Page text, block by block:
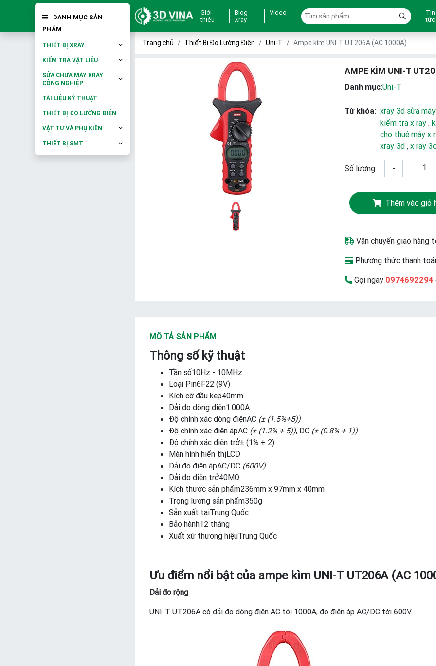
DANH MỤC SẢN
PHẨM
THIẾT BỊ XRAY
KIỂM TRA VẬT LIỆU
SỬA CHỮA MÁY XRAY
CÔNG NGHIỆP
TÀI LIỆU KỸ THUẬT
THIẾT BỊ ĐO LƯỜNG ĐIỆN
VẬT TƯ VÀ PHỤ KIỆN
THIẾT BỊ SMT
Giới
thiệu
Blog-
Xray
Video
Tin
tức
Trang chủ Thiết Bị Đo Lường Điện Uni-T Ampe kìm UNI-T UT206A (AC 1000A)
AMPE KÌM UNI-T
Danh mục:Uni-T
Từ khóa: xray 3d sửa
kiểm tra x ray,
cho thuê máy x
xray 3d, x ray
Số lượng: -
Thêm vào giỏ
Vận chuyển giao hàng
Phương thức thanh
Gọi ngay 0974692294
MÔ TẢ SẢN PHẨM
Thông số kỹ thuật
Tần số10Hz - 10MHz
Loại Pin6F22 (9V)
Kích cỡ đầu kẹp40mm
Dải đo dòng điện1.000A
Độ chính xác dòng điệnAC (± (1.5%+5))
Độ chính xác điện ápAC (± (1.2% + 5)), DC (± (0.8% + 1))
Độ chính xác điện trở± (1% + 2)
Màn hình hiển thịLCD
Dải đo điện ápAC/DC (600V)
Dải đo điện trở40MΩ
Kích thước sản phẩm236mm x 97mm x 40mm
Trọng lượng sản phẩm350g
Sản xuất tạiTrung Quốc
Bảo hành12 tháng
Xuất xứ thương hiệuTrung Quốc
Ưu điểm nổi bật của ampe kìm UNI-T UT206A (AC
Dải đo rộng
UNI-T UT206A có dải đo dòng điện AC tới 1000A, đo điện áp AC/DC tới 600V.